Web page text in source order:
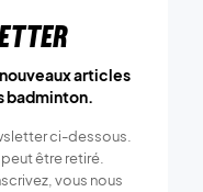
articles
badminton.
ci-dessous.
être retiré.
vous nous